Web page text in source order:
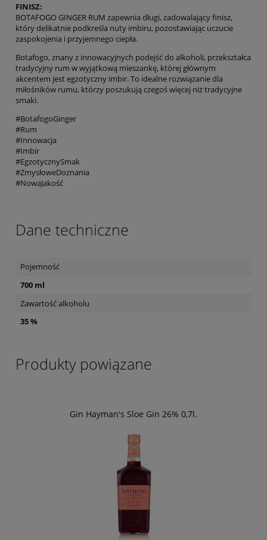
FINISZ:
BOTAFOGO GINGER RUM zapewnia długi, zadowalający finisz,
który delikatnie podkreśla nuty imbiru, pozostawiając uczucie
zaspokojenia i przyjemnego ciepła.
Botafogo, znany z innowacyjnych podejść do alkoholi, przekształca
tradycyjny rum w wyjątkową mieszankę, której głównym
akcentem jest egzotyczny imbir. To idealne rozwiązanie dla
miłośników rumu, którzy poszukują czegoś więcej niż tradycyjne
smaki.
#BotafogoGinger
#Rum
#Innowacja
#Imbir
#EgzotycznySmak
#ZmysłoweDoznania
#NowaJakość
Dane techniczne
Pojemność
700 ml
Zawartość alkoholu
35 %
Produkty powiązane
Gin Hayman's Sloe Gin 26% 0,7l.